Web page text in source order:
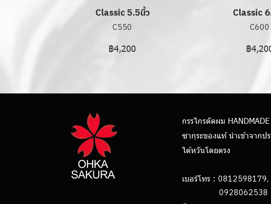
Classic 5.5นิ้ว
C550
฿4,200
Classic
C600
฿
กรรไกรตัดผม
ซากุระของแท้ นำเข้าจากป
ไต้หวันโดยตรง
เบอร์โทร : 0812598179,
0928062538